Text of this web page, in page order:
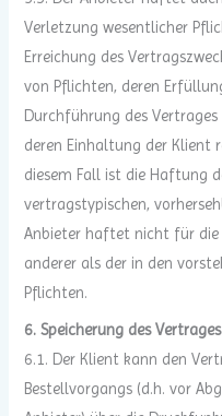
Verletzung wesentlicher
Erreichung des
von Pflichten, deren
Durchführung des
deren Einhaltung der Klient
diesem Fall ist die Haftung
vertragstypischen,
Anbieter haftet nicht für
anderer als der in den
Pflichten.
6. Speicherung des
6.1. Der Klient kann den
Bestellvorgangs (d.h. vor